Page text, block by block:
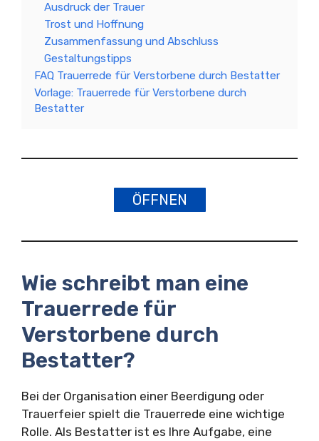
Ausdruck der Trauer
Trost und Hoffnung
Zusammenfassung und Abschluss
Gestaltungstipps
FAQ Trauerrede für Verstorbene durch Bestatter
Vorlage: Trauerrede für Verstorbene durch
Bestatter
ÖFFNEN
Wie schreibt man eine
Trauerrede für
Verstorbene durch
Bestatter?
Bei der Organisation einer Beerdigung oder
Trauerfeier spielt die Trauerrede eine wichtige
Rolle. Als Bestatter ist es Ihre Aufgabe, eine